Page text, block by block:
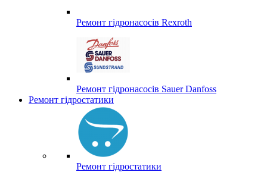
Ремонт гідронасосів Rexroth
Ремонт гідронасосів Sauer Danfoss
Ремонт гідростатики
Ремонт гідростатики